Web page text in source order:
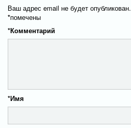
Ваш адрес email не будет опубликован.
помечены
*
Комментарий
*
Имя
*